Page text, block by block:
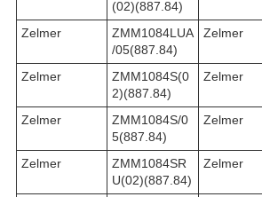
(02)(887.84)
Zelmer
ZMM1084LUA
/05(887.84)
Zelmer
Zelmer
ZMM1084S(0
2)(887.84)
Zelmer
Zelmer
ZMM1084S/0
5(887.84)
Zelmer
Zelmer
ZMM1084SR
U(02)(887.84)
Zelmer